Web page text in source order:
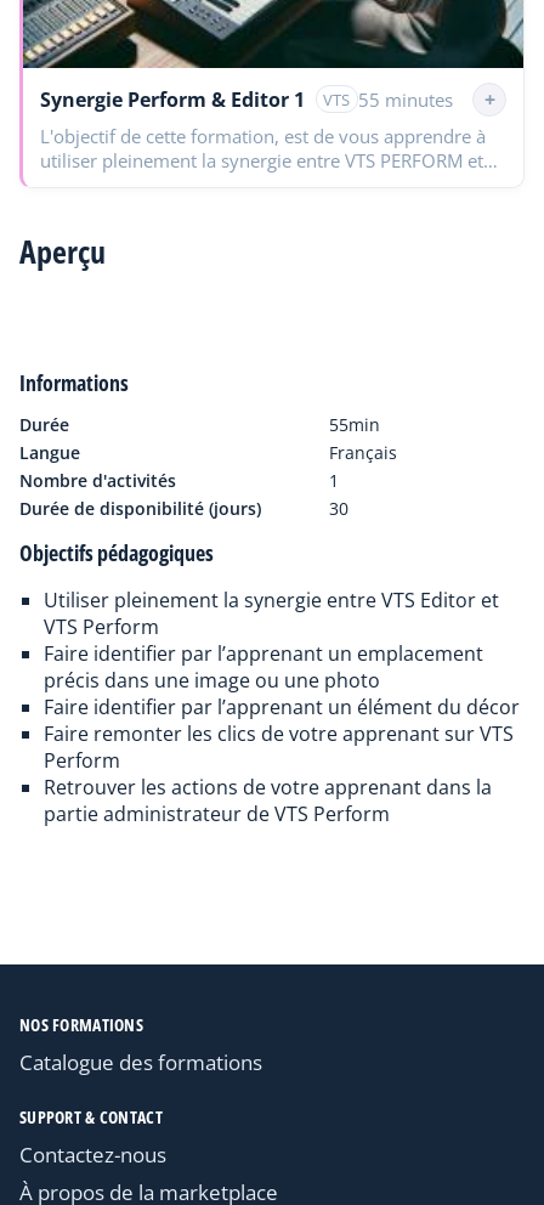
Synergie Perform & Editor 1 VTS 55 minutes +
L'objectif de cette formation, est de vous apprendre à
utiliser pleinement la synergie entre VTS PERFORM et
Aperçu
Informations
Durée
55min
Langue
Français
Nombre d'activités
1
Durée de disponibilité (jours)
30
Objectifs pédagogiques
Utiliser pleinement la synergie entre VTS Editor et
VTS Perform
Faire identifier par l’apprenant un emplacement
précis dans une image ou une photo
Faire identifier par l’apprenant un élément du décor
Faire remonter les clics de votre apprenant sur VTS
Perform
Retrouver les actions de votre apprenant dans la
partie administrateur de VTS Perform
NOS FORMATIONS
Catalogue des formations
SUPPORT & CONTACT
Contactez-nous
À propos de la marketplace